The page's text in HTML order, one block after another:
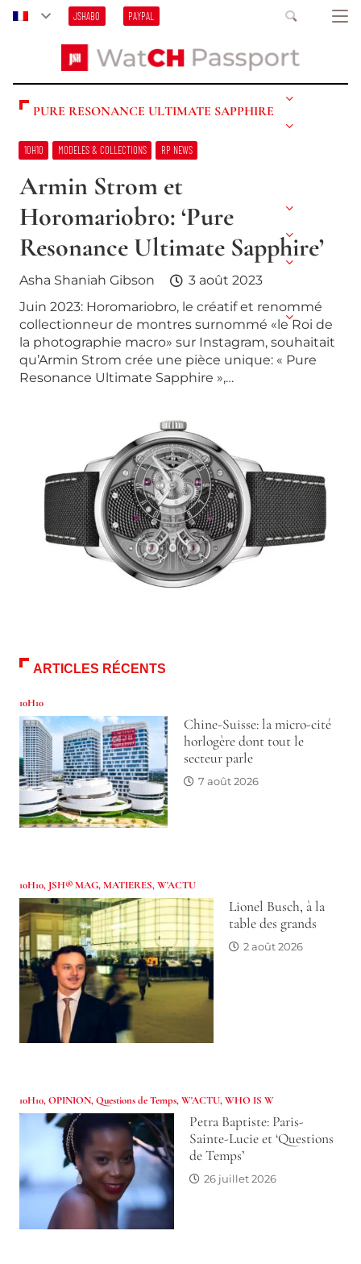
JSHABO PAYPAL
PURE RESONANCE ULTIMATE SAPPHIRE
10H10 MODELES & COLLECTIONS RP NEWS
Armin Strom et
Horomariobro: ‘Pure
Resonance Ultimate Sapphire’
Asha Shaniah Gibson
3 août 2023
Juin 2023: Horomariobro, le créatif et renommé
collectionneur de montres surnommé «le Roi de
la photographie macro» sur Instagram, souhaitait
qu’Armin Strom crée une pièce unique: « Pure
Resonance Ultimate Sapphire »,…
ARTICLES RÉCENTS
10H10
Chine-Suisse: la micro-cité
horlogère dont tout le
secteur parle
7 août 2026
10H10, JSH® MAG,MATIERES,W'ACTU
Lionel Busch, à la
table des grands
2 août 2026
10H10,OPINION,Questions de Temps,W'ACTU,WHO IS W
Petra Baptiste: Paris-
Sainte-Lucie et ‘Questions
de Temps’
26 juillet 2026